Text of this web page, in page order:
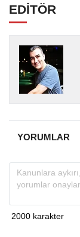
EDİTÖR
YORUMLAR